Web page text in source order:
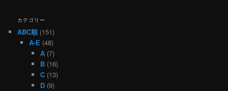
カテゴリー
ABC順(151)
A-E (48)
A (7)
B (16)
C (13)
D (9)